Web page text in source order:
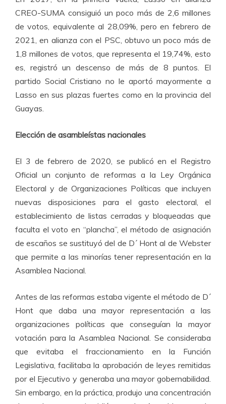
CREO-SUMA consiguió un poco más de 2,6 millones
de votos, equivalente al 28,09%, pero en febrero de
2021, en alianza con el PSC, obtuvo un poco más de
1,8 millones de votos, que representa el 19,74%, esto
es, registró un descenso de más de 8 puntos. El
partido Social Cristiano no le aportó mayormente a
Lasso en sus plazas fuertes como en la provincia del
Guayas.
Elección de asambleístas nacionales
El 3 de febrero de 2020, se publicó en el Registro
Oficial un conjunto de reformas a la Ley Orgánica
Electoral y de Organizaciones Políticas que incluyen
nuevas disposiciones para el gasto electoral, el
establecimiento de listas cerradas y bloqueadas que
faculta el voto en “plancha”, el método de asignación
de escaños se sustituyó del de D´ Hont al de Webster
que permite a las minorías tener representación en la
Asamblea Nacional.
Antes de las reformas estaba vigente el método de D´
Hont que daba una mayor representación a las
organizaciones políticas que conseguían la mayor
votación para la Asamblea Nacional. Se consideraba
que evitaba el fraccionamiento en la Función
Legislativa, facilitaba la aprobación de leyes remitidas
por el Ejecutivo y generaba una mayor gobernabilidad.
Sin embargo, en la práctica, produjo una concentración